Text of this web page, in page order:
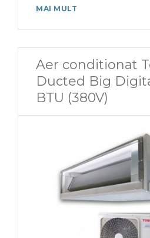
MAI MULT
Aer conditionat
Ducted Big
BTU (380V)